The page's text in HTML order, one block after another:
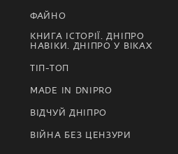
ФАЙНО
КНИГА ІСТОРІЇ. ДНІПРО
НАВІКИ. ДНІПРО У ВІКАХ
ТІП-ТОП
MADE IN DNIPRO
ВІДЧУЙ ДНІПРО
ВІЙНА БЕЗ ЦЕНЗУРИ